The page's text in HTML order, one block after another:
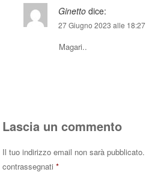
Ginetto dice:
27 Giugno 2023 alle 18:27
Magari..
Lascia un commento
Il tuo indirizzo email non sarà pubblicato.
contrassegnati*